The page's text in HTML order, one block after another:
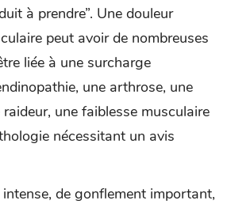
à prendre”. Une douleur
peut avoir de nombreuses
liée à une surcharge
une arthrose, une
une faiblesse musculaire
nécessitant un avis
de gonflement important,